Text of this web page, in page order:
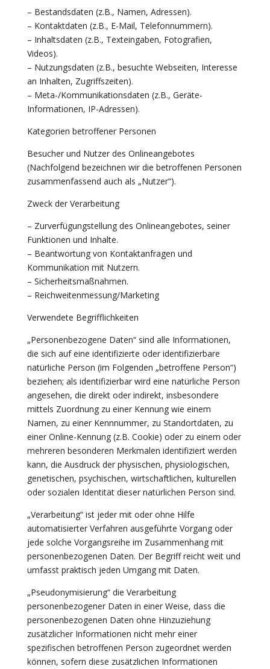
– Bestandsdaten (z.B., Namen, Adressen).
– Kontaktdaten (z.B., E-Mail, Telefonnummern).
– Inhaltsdaten (z.B., Texteingaben, Fotografien,
Videos).
– Nutzungsdaten (z.B., besuchte Webseiten, Interesse
an Inhalten, Zugriffszeiten).
– Meta-/Kommunikationsdaten (z.B., Geräte-
Informationen, IP-Adressen).
Kategorien betroffener Personen
Besucher und Nutzer des Onlineangebotes
(Nachfolgend bezeichnen wir die betroffenen Personen
zusammenfassend auch als „Nutzer“).
Zweck der Verarbeitung
– Zurverfügungstellung des Onlineangebotes, seiner
Funktionen und Inhalte.
– Beantwortung von Kontaktanfragen und
Kommunikation mit Nutzern.
– Sicherheitsmaßnahmen.
– Reichweitenmessung/Marketing
Verwendete Begrifflichkeiten
„Personenbezogene Daten“ sind alle Informationen,
die sich auf eine identifizierte oder identifizierbare
natürliche Person (im Folgenden „betroffene Person“)
beziehen; als identifizierbar wird eine natürliche Person
angesehen, die direkt oder indirekt, insbesondere
mittels Zuordnung zu einer Kennung wie einem
Namen, zu einer Kennnummer, zu Standortdaten, zu
einer Online-Kennung (z.B. Cookie) oder zu einem oder
mehreren besonderen Merkmalen identifiziert werden
kann, die Ausdruck der physischen, physiologischen,
genetischen, psychischen, wirtschaftlichen, kulturellen
oder sozialen Identität dieser natürlichen Person sind.
„Verarbeitung“ ist jeder mit oder ohne Hilfe
automatisierter Verfahren ausgeführte Vorgang oder
jede solche Vorgangsreihe im Zusammenhang mit
personenbezogenen Daten. Der Begriff reicht weit und
umfasst praktisch jeden Umgang mit Daten.
„Pseudonymisierung“ die Verarbeitung
personenbezogener Daten in einer Weise, dass die
personenbezogenen Daten ohne Hinzuziehung
zusätzlicher Informationen nicht mehr einer
spezifischen betroffenen Person zugeordnet werden
können, sofern diese zusätzlichen Informationen